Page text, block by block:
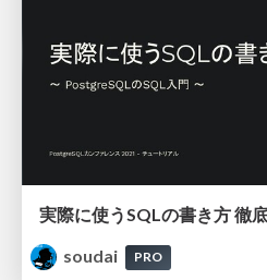
soudai
PRO